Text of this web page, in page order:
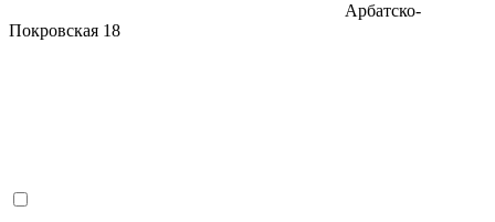
Арбатско-
Покровская 18